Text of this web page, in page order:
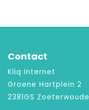
Contact
Kliq Internet
Groene Hartplein 2
2381GS Zoeterwoude